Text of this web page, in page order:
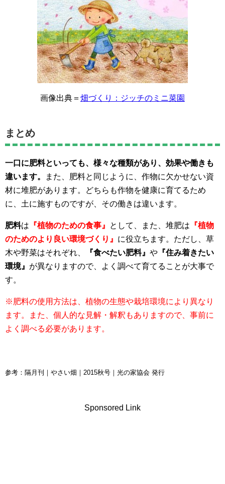
画像出典＝ 畑づくり：ジッチのミニ菜園
まとめ
一口に肥料といっても、様々な種類があり、効果や働きも
違います。
また、肥料と同じように、作物に欠かせない資
材に堆肥があります。どちらも作物を健康に育てるため
に、土に施すものですが、その働きは違います。
肥料は 『植物のための食事』 として、また、堆肥は 『植物
のためのより良い環境づくり』 に役立ちます。ただし、草
木や野菜はそれぞれ、
『食べたい肥料』 や 『住み着きたい
環境』 が異なりますので、よく調べて育てることが大事で
す。
※肥料の使用方法は、植物の生態や栽培環境により異なり
ます。また、個人的な見解・解釈もありますので、事前に
よく調べる必要があります。
参考：隔月刊｜やさい畑｜2015秋号｜光の家協会 発行
Sponsored Link